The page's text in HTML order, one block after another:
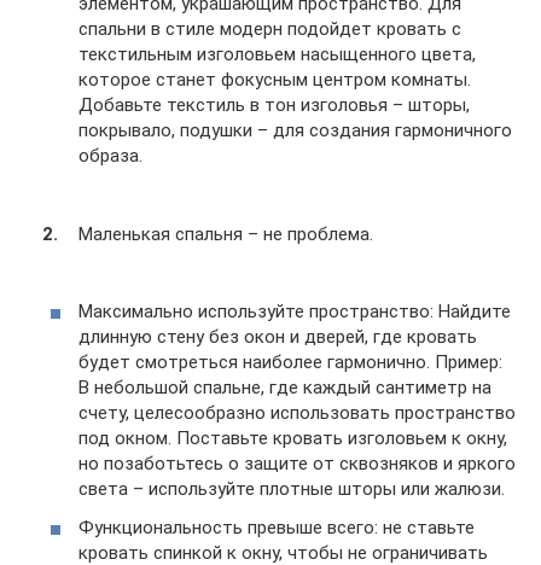
спальни в стиле модерн подойдет кровать с
текстильным изголовьем насыщенного цвета,
которое станет фокусным центром комнаты.
Добавьте текстиль в тон изголовья – шторы,
покрывало, подушки – для создания гармоничного
образа.
Маленькая спальня – не проблема.
Максимально используйте пространство: Найдите
длинную стену без окон и дверей, где кровать
будет смотреться наиболее гармонично. Пример:
В небольшой спальне, где каждый сантиметр на
счету, целесообразно использовать пространство
под окном. Поставьте кровать изголовьем к окну,
но позаботьтесь о защите от сквозняков и яркого
света – используйте плотные шторы или жалюзи.
Функциональность превыше всего: не ставьте
кровать спинкой к окну, чтобы не ограничивать